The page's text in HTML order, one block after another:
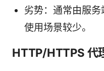
劣势：通常由服
使用场景较少。
HTTP/HTTPS 代